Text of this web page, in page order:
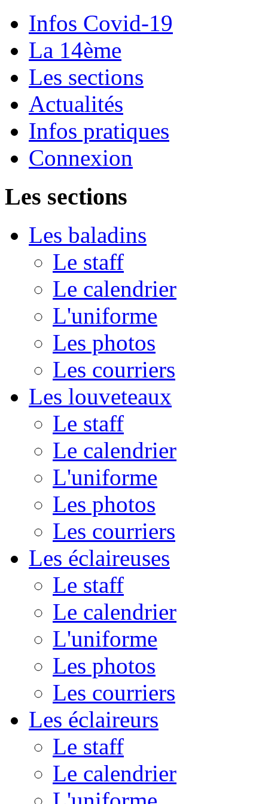
Infos Covid-19
La 14ème
Les sections
Actualités
Infos pratiques
Connexion
Les sections
Les baladins
Le staff
Le calendrier
L'uniforme
Les photos
Les courriers
Les louveteaux
Le staff
Le calendrier
L'uniforme
Les photos
Les courriers
Les éclaireuses
Le staff
Le calendrier
L'uniforme
Les photos
Les courriers
Les éclaireurs
Le staff
Le calendrier